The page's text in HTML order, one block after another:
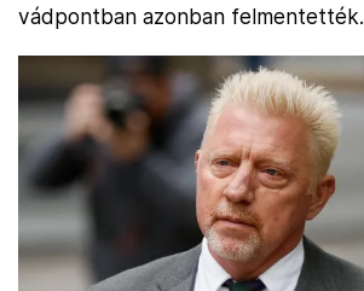
vádpontban azonban felmentették.